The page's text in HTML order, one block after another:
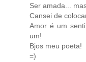
Ser amada...
Cansei de
Amor é um
um!
Bjos meu poeta!
=)